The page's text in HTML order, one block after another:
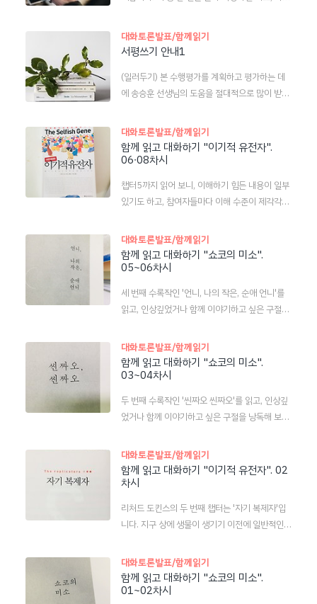
27(목) 16:40 최종 보고서 제출 마감. 5반 ― 6.
10(월) 안내 ➔ 6.12(수) ➔ 6.17(월) ➔ 6.19
입문』 수록작 「묘씨생」 ― 나쁘고 나쁜 일들
만 겪는 고양이의 이야기. 황정은, 『파씨의 입
양산을 파는 알바생의 하루를 담아낸 이야기. 바자
회장 옆에선 생존권 쟁취를 위한 시민들의 시위가
행되고 있는 셈. 서민들, 사회적 약자들의 삶을 생
각할 수 있음. 황정은, 『파씨의 입문』 수록작
「디디의 우산」 ― 부조리한 세상 속, 가난하고
수상작품집』 수상작 「작별」(한강) ― 어느 날
눈사람이 된 여자의 이야기. 인간과 인..
대화토론발표/함께읽기
서평쓰기 안내1
(일러두기) 본 수행평가를 계획하고 평가하는 데
에 송승훈 선생님의 도움을 절대적으로 많이 받았
생님이며, 제가 아주 조금만 고쳤습니다. 먼저 소
설 한 편을 읽습니다. 그 다음에는 3단계로 준비를
합니다. 1단계: 이야깃거리 만들기 2단계: 구성하
키를 한번만 칩니다. 문장이 끝날 때마다 엔터를
치면 글이 흐트러집니다. 문단이 새로 시작할 때는
스페이스바를 누르기보다 컴퓨터 문서작성기 프
로그램에서 으로 가서 ‘들여쓰기’ 기능을 이용합니
다. 그래야 나중에 글 고칠 때 편집이 깨지지 않아
서 편합니다. 소제목을 네 개쯤 쓰면 좋습니다. 소
제목들끼리 자연스레 이어지도록 ..
대화토론발표/함께읽기
함께 읽고 대화하기 "이기적 유전자".
06∙08차시
챕터5까지 읽어 보니, 이해하기 힘든 내용이 일부
있기도 하고, 참여자들마다 이해 수준이 제각각이
니다. 그래서 챕터의 세부 내용을 한 사람씩 맡아
설명하는 발표를 하기로 하였는데, 챕터2의 내용
이 너무 방대하기도 하고, 중요하기도 하여 2시간
유진과 서가영 학생의 훌륭한 강연을 들어 보세요.
^^ 챕터2. 자기 복제자 :: 안정을 향하여(조유진),
코일 :: 생존 기계(송효정), 유전자는 개체의 특성
을 정한다(서가영) - part.1 챕터3. 불멸의 코일 ::
생명의 기원과 자기 복제자(서가영) - part.2
대화토론발표/함께읽기
함께 읽고 대화하기 "쇼코의 미소".
05~06차시
세 번째 수록작인 '언니, 나의 작은, 순애 언니'를
읽고, 인상깊었거나 함께 이야기하고 싶은 구절을
는 엄마가 세상에 대해 아무것도 몰랐고, 앞으로도
아무것도 모르리라는 것을 깨달았다. 엄마는 회사
로 가는 버스 안에서 조용히 눈물을 흘렸고 그 일
엄마에게 드디어 정신을 차렸냐고, 다들 그렇게 어
른이 되어가는 것이라고 말했다. 아무도 엄마의 내
기에 그건 엄마와는 상관없는 일이었고, 누구도 그
일로 엄마가 다쳤으리라고는 생각하지 못했다. (1
09쪽) ― '01'이 선택하고 낭독한 부분 장소: 간접
적인 거라도 충분히 아파할 수 있는데, 엄마와 상
관없는 일이라고 사람들이..
대화토론발표/함께읽기
함께 읽고 대화하기 "쇼코의 미소".
03~04차시
두 번째 수록작인 '씬짜오 씬짜오'를 읽고, 인상깊
었거나 함께 이야기하고 싶은 구절을 낭독해 보았
말과 행동이 속깊은 애들이 쓰는 속임수였다는 사
실을 깨닫게 됐다. 그런 아이들은 다른 애들보다도
훨씬 더 전에 어른이 되어 가장 무지하고 순진해
신을 통해 마음의 고통을 내려놓을 수 있도록. 각
자의 무게를 잠시 잊고 웃을 수 있다로고 가볍고
'조'가 선택하고 낭독한 부분. * * *엄마가 떠났을
때, 그녀를 위해 울어줄 수 있는 사람은 몇 되지 않
았다. '그앤 어릴 때부터 예민하고 우울했었지.' '영
대화토론발표/함께읽기
함께 읽고 대화하기 "이기적 유전자". 02
차시
리처드 도킨스의 두 번째 챕터는 '자기 복제자'입
니다. 지구 상에 생물이 생기기 이전에 일반적인
일어났을 수 있다는 점이다. 디자인을 누가 했다거
나 목적이 있다거나 방향성이 있다는 것에 대해 생
각할 필요는 없다. 에너지를 가진 한 무리의 원자
대화토론발표/함께읽기
함께 읽고 대화하기 "쇼코의 미소".
01~02차시